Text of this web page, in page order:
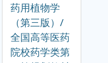
药用植物学
（第三版）/
全国高等医药
院校药学类第